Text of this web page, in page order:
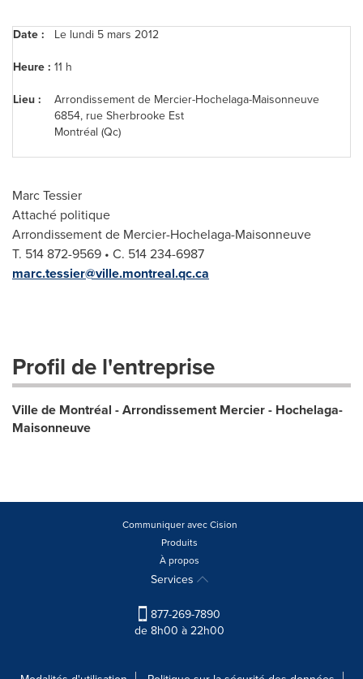
Date :
Le lundi 5 mars 2012
Heure : 11 h
Lieu :
Arrondissement de Mercier-Hochelaga-Maisonneuve
6854, rue Sherbrooke Est
Montréal (Qc)
Marc Tessier
Attaché politique
Arrondissement de Mercier-Hochelaga-Maisonneuve
T. 514 872-9569 • C. 514 234-6987
marc.tessier@ville.montreal.qc.ca
Profil de l'entreprise
Ville de Montréal - Arrondissement Mercier - Hochelaga-
Maisonneuve
Communiquer avec Cision
Produits
À propos
Services
877-269-7890
de 8h00 à 22h00